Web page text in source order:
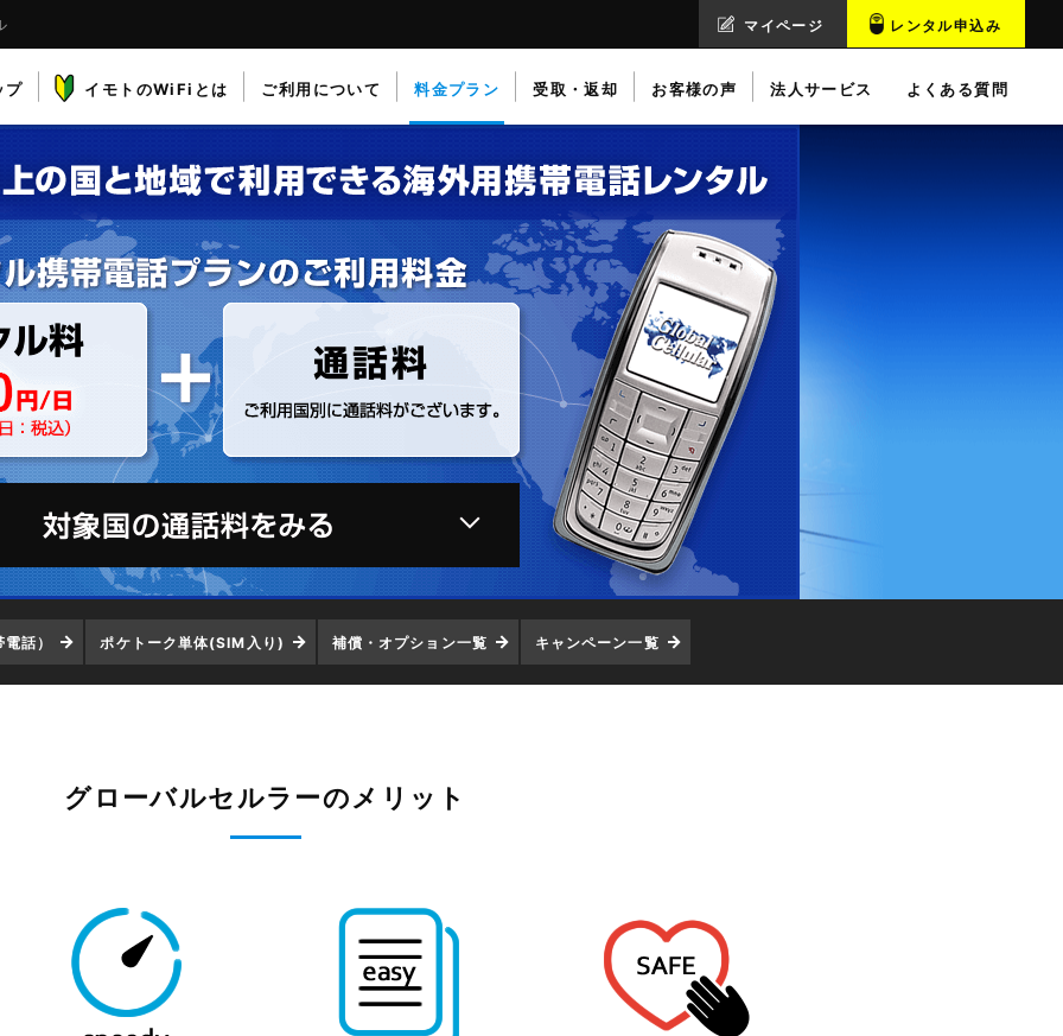
マイページ レンタル申込み
プ イモトのWiFiとは ご利用について 料金プラン 受取・返却 お客様の声 法人サービス よくある質問
話） ポケトーク単体(SIM入り) 補償・オプション一覧 キャンペーン一覧
グローバルセルラーのメリット